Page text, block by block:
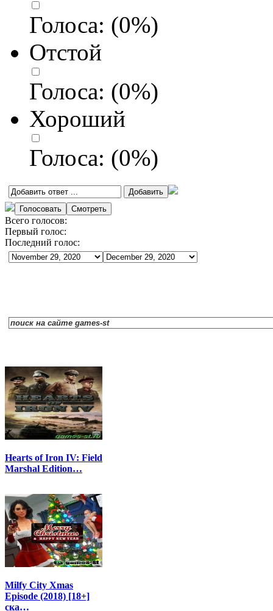
Голоса: (0%)
Отстой
Голоса: (0%)
Хороший
Голоса: (0%)
Всего голосов:
Первый голос:
Последний голос:
Hearts of Iron IV: Field
Marshal Edition…
Milfy City Xmas
Episode (2018) [18+]
ска…